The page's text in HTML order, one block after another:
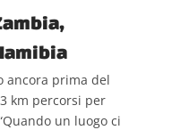
ancora prima del
km percorsi per
un luogo ci